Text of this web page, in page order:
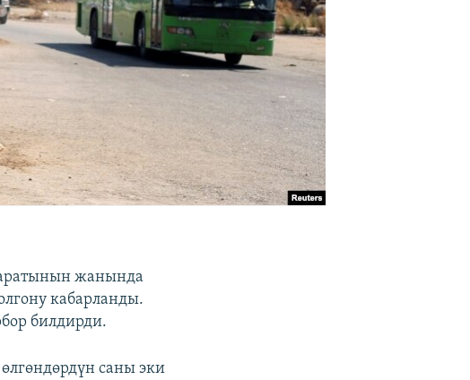
жанында
кабарланды.
билдирди.
саны эки